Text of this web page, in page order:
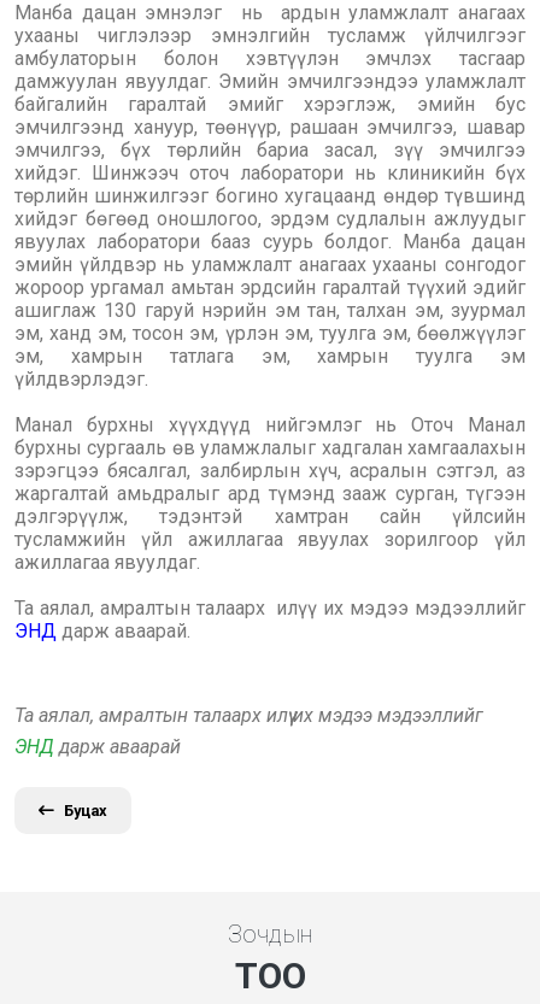
Манба дацан эмнэлэг нь ардын уламжлалт анагаах
ухааны чиглэлээр эмнэлгийн тусламж үйлчилгээг
амбулаторын болон хэвтүүлэн эмчлэх тасгаар
дамжуулан явуулдаг. Эмийн эмчилгээндээ уламжлалт
байгалийн гаралтай эмийг хэрэглэж, эмийн бус
эмчилгээнд хануур, төөнүүр, рашаан эмчилгээ, шавар
эмчилгээ, бүх төрлийн бариа засал, зүү эмчилгээ
хийдэг. Шинжээч оточ лаборатори нь клиникийн бүх
төрлийн шинжилгээг богино хугацаанд өндөр түвшинд
хийдэг бөгөөд оношлогоо, эрдэм судлалын ажлуудыг
явуулах лаборатори бааз суурь болдог. Манба дацан
эмийн үйлдвэр нь уламжлалт анагаах ухааны сонгодог
жороор ургамал амьтан эрдсийн гаралтай түүхий эдийг
ашиглаж 130 гаруй нэрийн эм тан, талхан эм, зуурмал
эм, ханд эм, тосон эм, үрлэн эм, туулга эм, бөөлжүүлэг
эм, хамрын татлага эм, хамрын туулга эм
үйлдвэрлэдэг.
Манал бурхны хүүхдүүд нийгэмлэг нь Оточ Манал
бурхны сургааль өв уламжлалыг хадгалан хамгаалахын
зэрэгцээ бясалгал, залбирлын хүч, асралын сэтгэл, аз
жаргалтай амьдралыг ард түмэнд зааж сурган, түгээн
дэлгэрүүлж, тэдэнтэй хамтран сайн үйлсийн
тусламжийн үйл ажиллагаа явуулах зорилгоор үйл
ажиллагаа явуулдаг.
Та аялал, амралтын талаарх илүү их мэдээ мэдээллийг
ЭНД дарж аваарай.
Та аялал, амралтын талаарх илүү их мэдээ мэдээллийг
ЭНД дарж аваарай
Буцах
Зочдын
ТОО